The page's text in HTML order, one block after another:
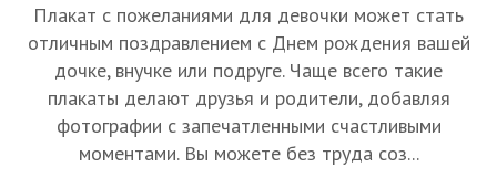
Плакат с пожеланиями для девочки может стать
отличным поздравлением с Днем рождения вашей
дочке, внучке или подруге. Чаще всего такие
плакаты делают друзья и родители, добавляя
фотографии с запечатленными счастливыми
моментами. Вы можете без труда соз...